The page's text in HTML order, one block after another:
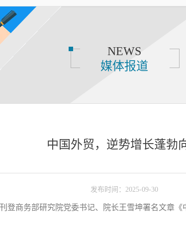
NEWS
媒体报道
中国外贸，逆势增长蓬勃
发布时间：2025-09-30
登商务部研究院党委书记、院长王雪坤署名文章《